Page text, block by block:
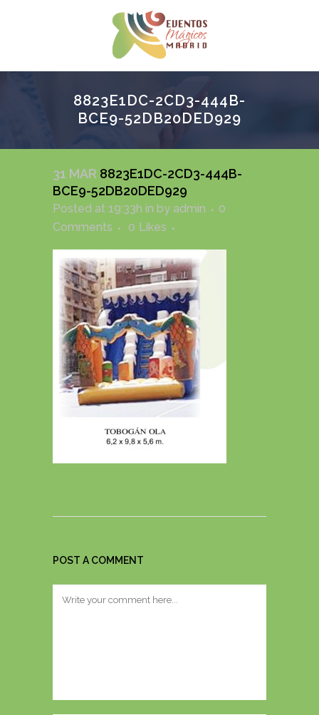
8823E1DC-2CD3-444B-
BCE9-52DB20DED929
31 MAR 8823E1DC-2CD3-444B-
BCE9-52DB20DED929
Posted at 19:33h in by admin
0
Comments
0 Likes
POST A COMMENT